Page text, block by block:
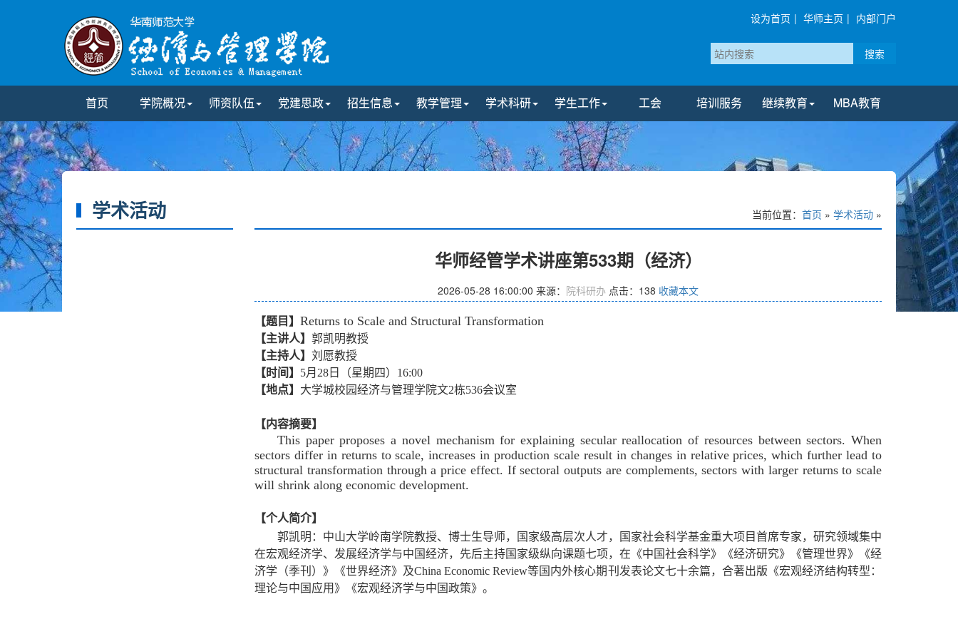
设为首页 | 华师主页 | 内部门户
搜索
首页 学院概况 师资队伍 党建思政 招生信息 教学管理 学术科研 学生工作 工会 培训服务 继续教育 MBA教育
学术活动 当前位置： 首页 » 学术活动 »
华师经管学术讲座第533期（经济）
2026-05-28 16:00:00 来源： 院科研办 点击： 138 收藏本文
【题目】 Returns to Scale and Structural Transformation
【主讲人】 郭凯明教授
【主持人】 刘愿教授
【时间】 5月28日（星期四）16:00
【地点】 大学城校园经济与管理学院文2栋536会议室
【内容摘要】
This paper proposes a novel mechanism for explaining secular reallocation of resources between sectors. When
sectors differ in returns to scale, increases in production scale result in changes in relative prices, which further lead to
structural transformation through a price effect. If sectoral outputs are complements, sectors with larger returns to scale
will shrink along economic development.
【个人简介】
郭凯明：中山大学岭南学院教授、博士生导师，国家级高层次人才，国家社会科学基金重大项目首席专家，研究领域集中
在宏观经济学、发展经济学与中国经济，先后主持国家级纵向课题七项，在《中国社会科学》《经济研究》《管理世界》《经
济学（季刊）》《世界经济》及China Economic Review等国内外核心期刊发表论文七十余篇，合著出版《宏观经济结构转型：
理论与中国应用》《宏观经济学与中国政策》。